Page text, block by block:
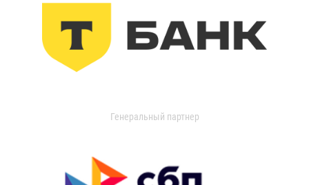
Генеральный партнер